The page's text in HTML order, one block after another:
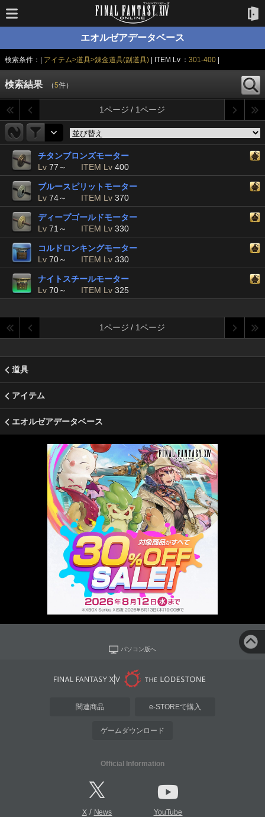
エオルゼアデータベース
検索条件：| アイテム>道具>錬金道具(副道具) | ITEM Lv ：301-400
検索結果 （5件）
1ページ / 1ページ
チタンブロンズモーター
Lv 77～ ITEM Lv 400
ブルースピリットモーター
Lv 74～ ITEM Lv 370
ディープゴールドモーター
Lv 71～ ITEM Lv 330
コルドロンキングモーター
Lv 70～ ITEM Lv 330
ナイトスチールモーター
Lv 70～ ITEM Lv 325
1ページ / 1ページ
道具
アイテム
エオルゼアデータベース
パソコン版へ
関連商品 e-STOREで購入
ゲームダウンロード
Official Information
X/ News YouTube